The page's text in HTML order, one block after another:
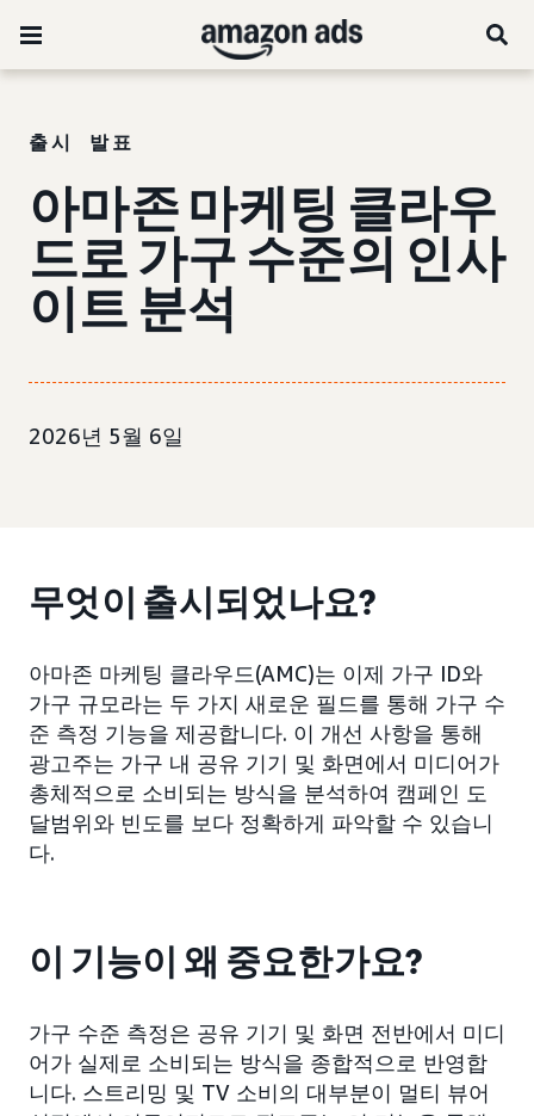
출시 발표
아마존 마케팅 클라우
드로 가구 수준의 인사
이트 분석
2026년 5월 6일
무엇이 출시되었나요?
아마존 마케팅 클라우드(AMC)는 이제 가구 ID와
가구 규모라는 두 가지 새로운 필드를 통해 가구 수
준 측정 기능을 제공합니다. 이 개선 사항을 통해
광고주는 가구 내 공유 기기 및 화면에서 미디어가
총체적으로 소비되는 방식을 분석하여 캠페인 도
달범위와 빈도를 보다 정확하게 파악할 수 있습니
다.
이 기능이 왜 중요한가요?
가구 수준 측정은 공유 기기 및 화면 전반에서 미디
어가 실제로 소비되는 방식을 종합적으로 반영합
니다. 스트리밍 및 TV 소비의 대부분이 멀티 뷰어